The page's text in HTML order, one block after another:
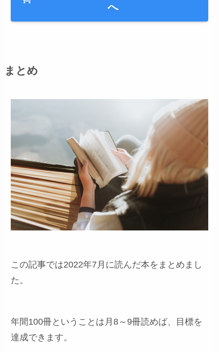
へ
まとめ
この記事では2022年7月に読んだ本をまとめまし
た。
年間100冊ということは月8～9冊読めば、目標を
達成できます。